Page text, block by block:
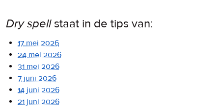
Dry spellstaat in de tips van:
17 mei 2026
24 mei 2026
31 mei 2026
7 juni 2026
14 juni 2026
21 juni 2026